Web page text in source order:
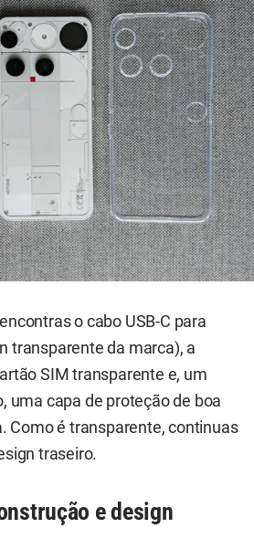
o cabo USB-C para
transparente da marca), a
SIM transparente e, um
uma capa de proteção de boa
Como é transparente, continuas
traseiro.
e design